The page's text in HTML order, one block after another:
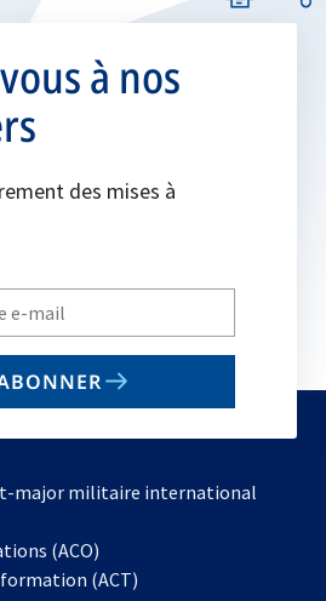
à nos
des mises à
major militaire international
(ACO)
dans
(ACT)